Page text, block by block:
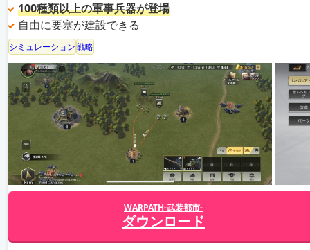
100種類以上の軍事兵器が登場
自由に要塞が建設できる
シミュレーション戦略
WARPATH-武装都市-
ダウンロード